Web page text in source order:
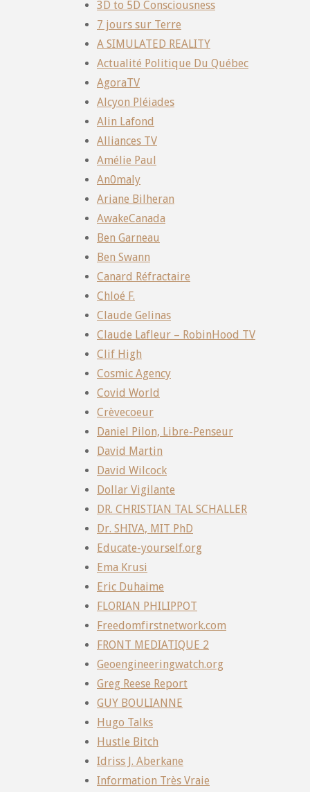
3D to 5D Consciousness
7 jours sur Terre
A SIMULATED REALITY
Actualité Politique Du Québec
AgoraTV
Alcyon Pléiades
Alin Lafond
Alliances TV
Amélie Paul
An0maly
Ariane Bilheran
AwakeCanada
Ben Garneau
Ben Swann
Canard Réfractaire
Chloé F.
Claude Gelinas
Claude Lafleur – RobinHood TV
Clif High
Cosmic Agency
Covid World
Crèvecoeur
Daniel Pilon, Libre-Penseur
David Martin
David Wilcock
Dollar Vigilante
DR. CHRISTIAN TAL SCHALLER
Dr. SHIVA, MIT PhD
Educate-yourself.org
Ema Krusi
Eric Duhaime
FLORIAN PHILIPPOT
Freedomfirstnetwork.com
FRONT MEDIATIQUE 2
Geoengineeringwatch.org
Greg Reese Report
GUY BOULIANNE
Hugo Talks
Hustle Bitch
Idriss J. Aberkane
Information Très Vraie